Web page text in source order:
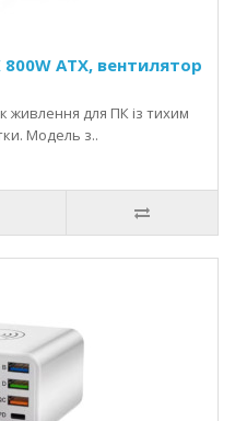
ATX, вентилятор
живлення для ПК із тихим
Модель з..